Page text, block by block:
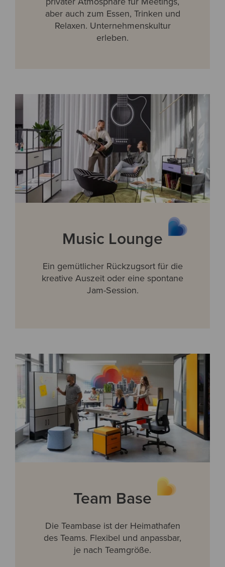
aber auch zum Essen, Trinken und
Relaxen. Unternehmenskultur
erleben.
Music Lounge
Ein gemütlicher Rückzugsort für die
kreative Auszeit oder eine spontane
Jam-Session.
Team Base
Die Teambase ist der Heimathafen
des Teams. Flexibel und anpassbar,
je nach Teamgröße.